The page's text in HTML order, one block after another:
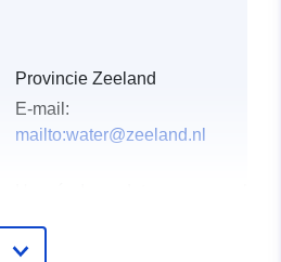
Provincie Zeeland
E-mail:
mailto:water@zeeland.nl
Frissítve: data.europa.eu: